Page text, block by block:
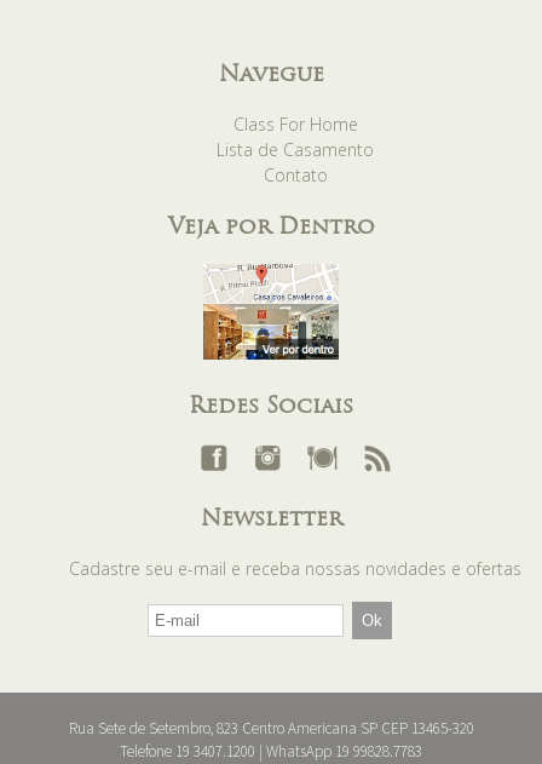
Navegue
Class For Home
Lista de Casamento
Contato
Veja por Dentro
Redes Sociais
Newsletter
Cadastre seu e-mail e receba nossas novidades e ofertas
Rua Sete de Setembro, 823 Centro Americana SP CEP 13465-320
Telefone 19 3407.1200 | WhatsApp 19 99828.7783